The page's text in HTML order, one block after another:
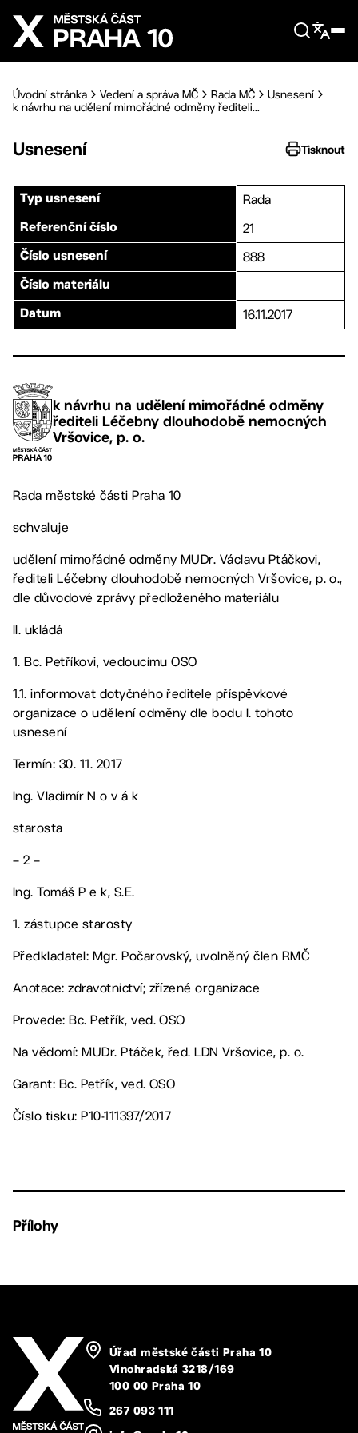
Přejít na hlavní obsah
Úvodní stránka Vedení a správa MČ Rada MČ
Usnesení
k návrhu na udělení mimořádné odměny řediteli...
Usnesení Tisknout
Typ usnesení Rada
Referenční číslo 21
Číslo usnesení 888
Číslo materiálu
Datum 16.11.2017
k návrhu na udělení mimořádné odměny
řediteli Léčebny dlouhodobě nemocných
Vršovice, p. o.
Rada městské části Praha 10
schvaluje
udělení mimořádné odměny MUDr. Václavu Ptáčkovi,
řediteli Léčebny dlouhodobě nemocných Vršovice, p. o.,
dle důvodové zprávy předloženého materiálu
II. ukládá
1. Bc. Petříkovi, vedoucímu OSO
1.1. informovat dotyčného ředitele příspěvkové
organizace o udělení odměny dle bodu I. tohoto
usnesení
Termín: 30. 11. 2017
Ing. Vladimír N o v á k
starosta
– 2 –
Ing. Tomáš P e k, S.E.
1. zástupce starosty
Předkladatel: Mgr. Počarovský, uvolněný člen RMČ
Anotace: zdravotnictví; zřízené organizace
Provede: Bc. Petřík, ved. OSO
Na vědomí: MUDr. Ptáček, řed. LDN Vršovice, p. o.
Garant: Bc. Petřík, ved. OSO
Číslo tisku: P10-111397/2017
Přílohy
Úřad městské části Praha 10
Vinohradská 3218/169
100 00 Praha 10
267 093 111